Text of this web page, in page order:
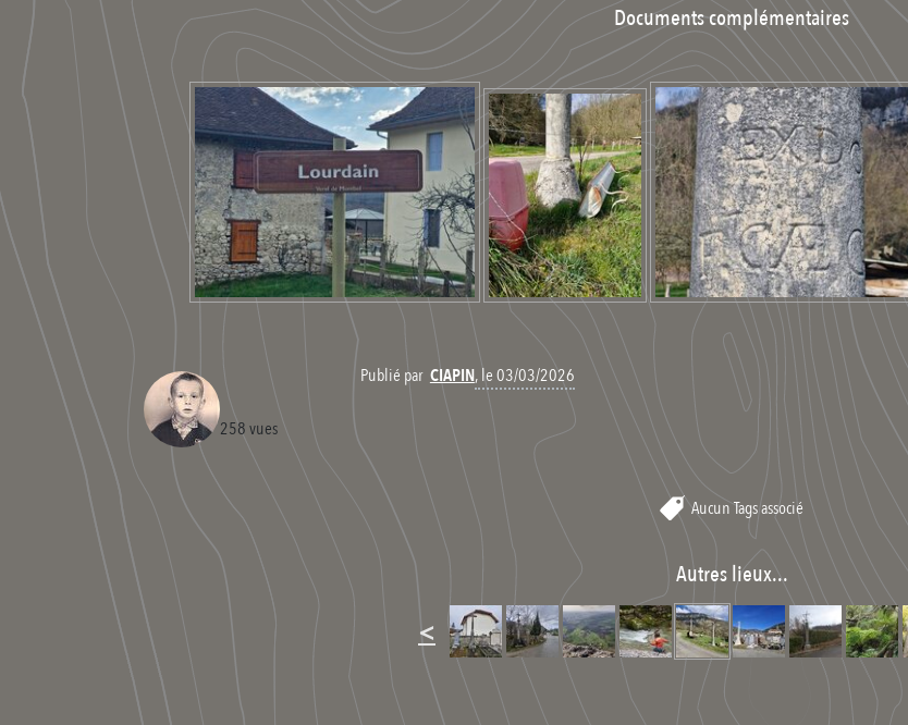
Documents complémentaires
Publié par CIAPIN, le 03/03/2026
258 vues
Aucun Tags associé
Autres lieux...
<